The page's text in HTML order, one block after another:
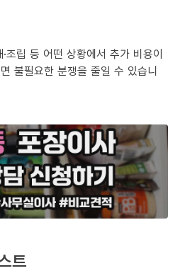
조립 등 어떤 상황에서 추가 비용이
불필요한 분쟁을 줄일 수 있습니
트